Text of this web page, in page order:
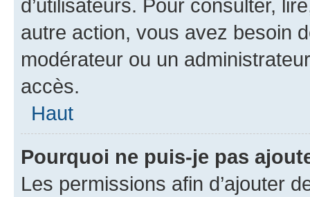
d’utilisateurs. Pour consulter,
autre action, vous avez besoin
modérateur ou un
accès.
Haut
Pourquoi ne puis-je pas
Les permissions afin d’ajouter